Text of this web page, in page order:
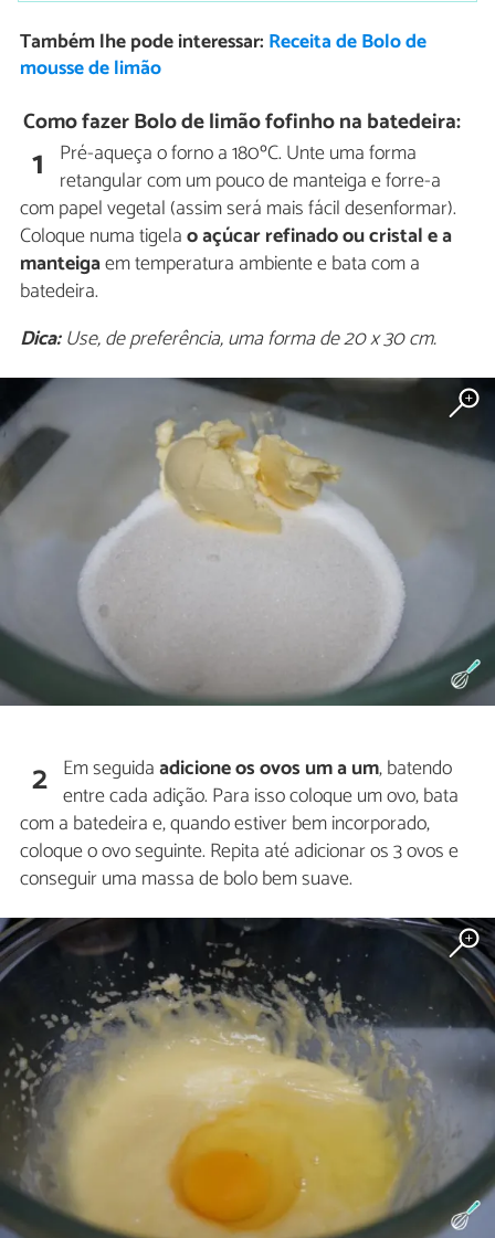
Também lhe pode interessar: Receita de Bolo de
mousse de limão
Como fazer Bolo de limão fofinho na batedeira:
1 Pré-aqueça o forno a 180ºC. Unte uma forma
retangular com um pouco de manteiga e forre-a
com papel vegetal (assim será mais fácil desenformar).
Coloque numa tigelao açúcarrefinado ou cristale a
manteigaem temperatura ambiente e bata com a
batedeira.
Dica:Use, de preferência, uma forma de 20 x 30 cm.
2 Em seguidaadicione os ovos um a um, batendo
entre cada adição. Para isso coloque um ovo, bata
com a batedeira e, quando estiver bem incorporado,
coloque o ovo seguinte. Repita até adicionar os 3 ovos e
conseguir uma massa de bolo bem suave.